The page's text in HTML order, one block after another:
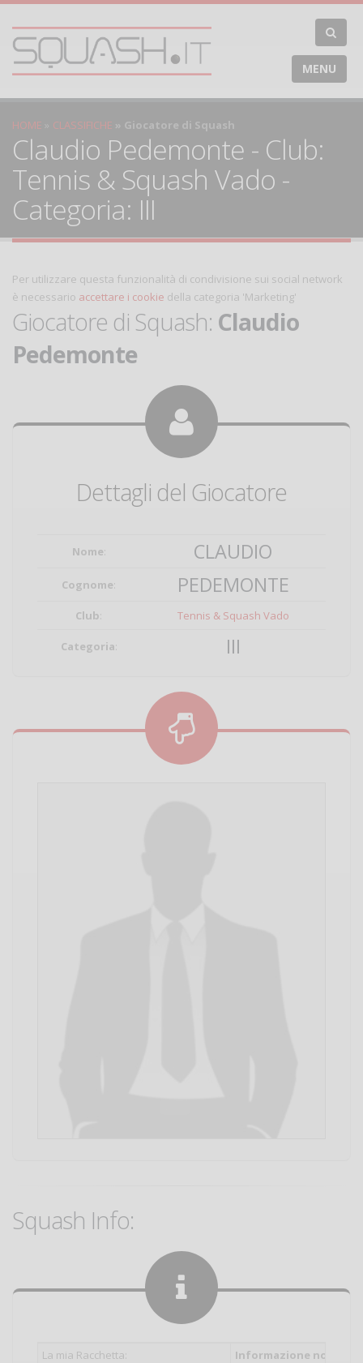
MENU
HOME CLASSIFICHE Giocatore di Squash
Claudio Pedemonte - Club:
Tennis & Squash Vado -
Categoria: III
Per utilizzare questa funzionalità di condivisione sui social network
è necessario accettare i cookie della categoria 'Marketing'
Giocatore di Squash: Claudio
Pedemonte
Dettagli del Giocatore
Nome: CLAUDIO
Cognome: PEDEMONTE
Club: Tennis & Squash Vado
Categoria: III
Squash Info:
La mia Racchetta:
Informazione non